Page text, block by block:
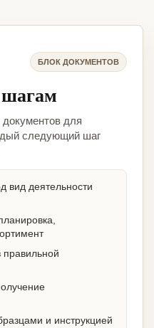
БЛОК ДОКУМЕНТОВ
документов для
следующий шаг
вид деятельности
правильной
и инструкцией